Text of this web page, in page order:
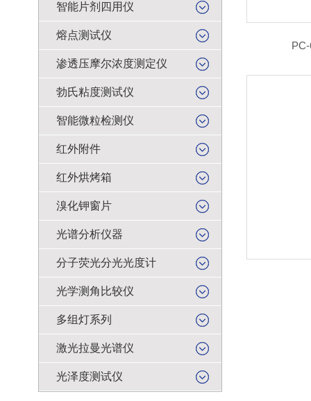
智能片剂四用仪
熔点测试仪
渗透压摩尔浓度测定仪
勃氏粘度测试仪
智能微粒检测仪
红外附件
红外烘烤箱
溴化钾窗片
光谱分析仪器
分子荧光分光光度计
光学测角比较仪
多组灯系列
激光拉曼光谱仪
光泽度测试仪